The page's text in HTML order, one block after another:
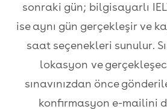
sonraki gün; bilgisayarlı
ise aynı gün gerçekleşir ve
saat seçenekleri sunulur.
lokasyon ve
sınavınızdan önce
konfirmasyon e-mailini